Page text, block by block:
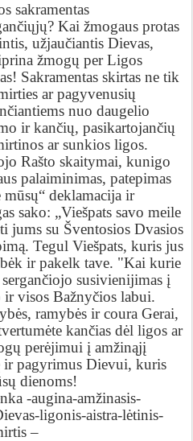
sakramentas
Kai žmogaus protas
užjaučiantis Dievas,
žmogų per Ligos
Sakramentas skirtas ne tik
ar pagyvenusių
nuo daugelio
ir kančių, pasikartojančių
ar sunkios ligos.
Rašto skaitymai, kunigo
palaiminimas, patepimas
deklamacija ir
sako: „Viešpats savo meile
jums su Šventosios Dvasios
Tegul Viešpats, kuris jus
ir pakelk tave. "Kai kurie
susivienijimas į
ir visos Bažnyčios labui.
ramybės ir coura Gerai,
kančias dėl ligos ar
perėjimui į amžinąjį
ir pagyrimus Dievui, kuris
dienoms!
-augina-amžinasis-
ligonis-aistra-lėtinis-
–